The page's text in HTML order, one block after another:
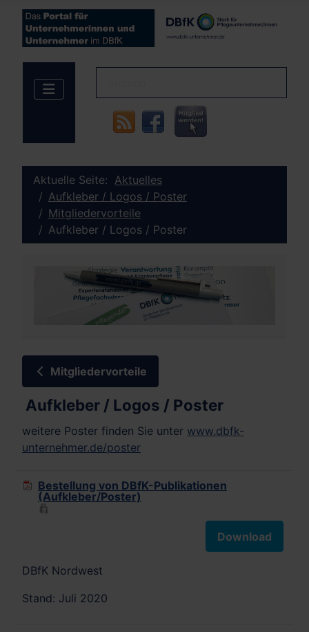
Aktuelle Seite: Aktuelles
Aufkleber / Logos / Poster
Mitgliedervorteile
Aufkleber / Logos / Poster
Mitgliedervorteile
Aufkleber / Logos / Poster
weitere Poster finden Sie unter www.dbfk-
unternehmer.de/poster
Bestellung von DBfK-Publikationen
(Aufkleber/Poster)
Download
DBfK Nordwest
Stand: Juli 2020